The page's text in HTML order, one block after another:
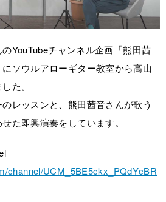
YouTubeチャンネル企画「熊田茜
ソウルアローギター教室から高山
た。
レッスンと、熊田茜音さんが歌う
た即興演奏をしています。
channel/UCM_5BE5ckx_PQdYcBR